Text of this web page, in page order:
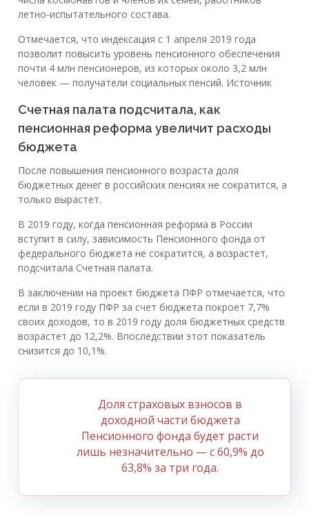
летно-испытательного состава.
Отмечается, что индексация с 1 апреля 2019 года
позволит повысить уровень пенсионного обеспечения
почти 4 млн пенсионеров, из которых около 3,2 млн
человек — получатели социальных пенсий. Источник
Счетная палата подсчитала, как
пенсионная реформа увеличит расходы
бюджета
После повышения пенсионного возраста доля
бюджетных денег в российских пенсиях не сократится, а
только вырастет.
В 2019 году, когда пенсионная реформа в России
вступит в силу, зависимость Пенсионного фонда от
федерального бюджета не сократится, а возрастет,
подсчитала Счетная палата.
В заключении на проект бюджета ПФР отмечается, что
если в 2019 году ПФР за счет бюджета покроет 7,7%
своих доходов, то в 2019 году доля бюджетных средств
возрастет до 12,2%. Впоследствии этот показатель
снизится до 10,1%.
Доля страховых взносов в
доходной части бюджета
Пенсионного фонда будет расти
лишь незначительно — с 60,9% до
63,8% за три года.